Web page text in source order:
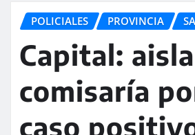
POLICIALES PROVINCIA
Capital:
comisaría
caso